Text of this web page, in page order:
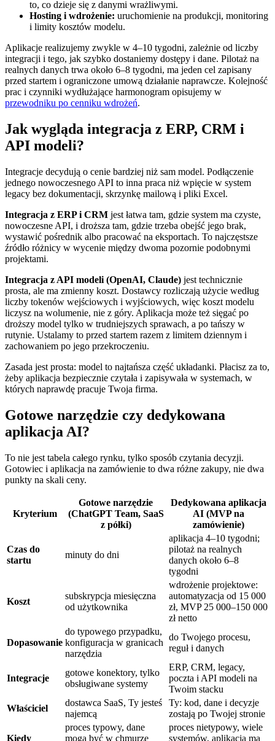
to, co dzieje się z danymi wrażliwymi.
Hosting i wdrożenie: uruchomienie na produkcji, monitoring
i limity kosztów modelu.
Aplikacje realizujemy zwykle w 4–10 tygodni, zależnie od liczby
integracji i tego, jak szybko dostaniemy dostępy i dane. Pilotaż na
realnych danych trwa około 6–8 tygodni, ma jeden cel zapisany
przed startem i ograniczone umową działanie naprawcze. Kolejność
prac i czynniki wydłużające harmonogram opisujemy w
przewodniku po cenniku wdrożeń.
Jak wygląda integracja z ERP, CRM i
API modeli?
Integracje decydują o cenie bardziej niż sam model. Podłączenie
jednego nowoczesnego API to inna praca niż wpięcie w system
legacy bez dokumentacji, skrzynkę mailową i pliki Excel.
Integracja z ERP i CRM jest łatwa tam, gdzie system ma czyste,
nowoczesne API, i droższa tam, gdzie trzeba obejść jego brak,
wystawić pośrednik albo pracować na eksportach. To najczęstsze
źródło różnicy w wycenie między dwoma pozornie podobnymi
projektami.
Integracja z API modeli (OpenAI, Claude) jest technicznie
prosta, ale ma zmienny koszt. Dostawcy rozliczają użycie według
liczby tokenów wejściowych i wyjściowych, więc koszt modelu
liczysz na wolumenie, nie z góry. Aplikacja może też sięgać po
droższy model tylko w trudniejszych sprawach, a po tańszy w
rutynie. Ustalamy to przed startem razem z limitem dziennym i
zachowaniem po jego przekroczeniu.
Zasada jest prosta: model to najtańsza część układanki. Płacisz za to,
żeby aplikacja bezpiecznie czytała i zapisywała w systemach, w
których naprawdę pracuje Twoja firma.
Gotowe narzędzie czy dedykowana
aplikacja AI?
To nie jest tabela całego rynku, tylko sposób czytania decyzji.
Gotowiec i aplikacja na zamówienie to dwa różne zakupy, nie dwa
punkty na skali ceny.
Kryterium
Gotowe narzędzie
(ChatGPT Team, SaaS
z półki)
Dedykowana aplikacja
AI (MVP na
zamówienie)
Czas do
startu
minuty do dni
aplikacja 4–10 tygodni;
pilotaż na realnych
danych około 6–8
tygodni
Koszt
subskrypcja miesięczna
od użytkownika
wdrożenie projektowe:
automatyzacja od 15 000
zł, MVP 25 000–150 000
zł netto
Dopasowanie
do typowego przypadku,
konfiguracja w granicach
narzędzia
do Twojego procesu,
reguł i danych
Integracje
gotowe konektory, tylko
obsługiwane systemy
ERP, CRM, legacy,
poczta i API modeli na
Twoim stacku
Właściciel
dostawca SaaS, Ty jesteś
najemcą
Ty: kod, dane i decyzje
zostają po Twojej stronie
Kiedy
proces typowy, dane
mogą być w chmurze
proces nietypowy, wiele
systemów, aplikacja ma